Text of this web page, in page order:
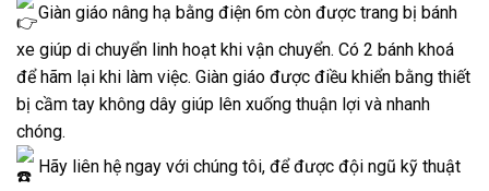
Giàn giáo nâng hạ bằng điện 6m còn được trang bị bánh
xe giúp di chuyển linh hoạt khi vận chuyển. Có 2 bánh khoá
để hãm lại khi làm việc. Giàn giáo được điều khiển bằng thiết
bị cầm tay không dây giúp lên xuống thuận lợi và nhanh
chóng.
Hãy liên hệ ngay với chúng tôi, để được đội ngũ kỹ thuật